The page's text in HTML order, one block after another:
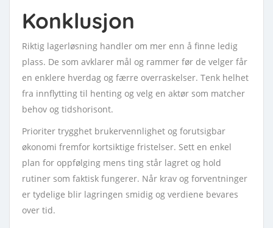
Konklusjon
Riktig lagerløsning handler om mer enn å finne ledig
plass. De som avklarer mål og rammer før de velger får
en enklere hverdag og færre overraskelser. Tenk helhet
fra innflytting til henting og velg en aktør som matcher
behov og tidshorisont.
Prioriter trygghet brukervennlighet og forutsigbar
økonomi fremfor kortsiktige fristelser. Sett en enkel
plan for oppfølging mens ting står lagret og hold
rutiner som faktisk fungerer. Når krav og forventninger
er tydelige blir lagringen smidig og verdiene bevares
over tid.